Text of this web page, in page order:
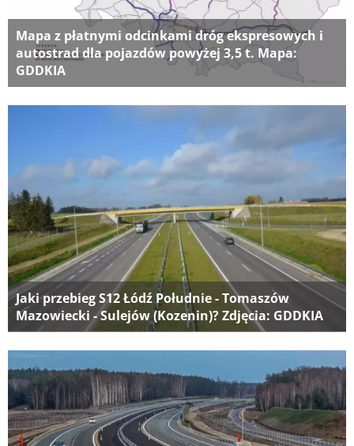
Mapa z płatnymi odcinkami dróg ekspresowych i
autostrad dla pojazdów powyżej 3,5 t. Mapa:
GDDKIA
Jaki przebieg S12 Łódź Południe - Tomaszów
Mazowiecki - Sulejów (Kozenin)? Zdjęcia: GDDKIA